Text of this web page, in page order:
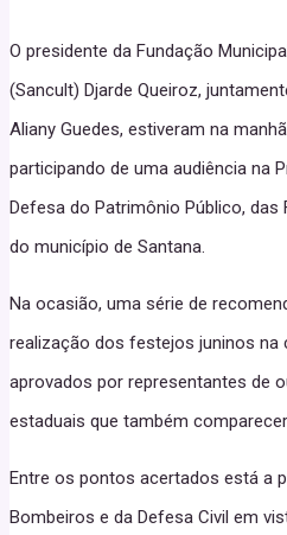
O presidente da Fundação
(Sancult) Djarde Queiroz,
Aliany Guedes, estiveram na
participando de uma audiência na
Defesa do Patrimônio Público,
do município de Santana.
Na ocasião, uma série de
realização dos festejos juninos na
aprovados por representantes de
estaduais que também
Entre os pontos acertados está a
Bombeiros e da Defesa Civil em